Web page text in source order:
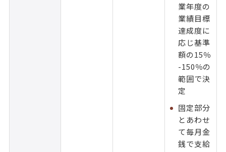
業年度の
業績目標
達成度に
応じ基準
額の15％
-150％の
範囲で決
定
固定部分
とあわせ
て毎月金
銭で支給